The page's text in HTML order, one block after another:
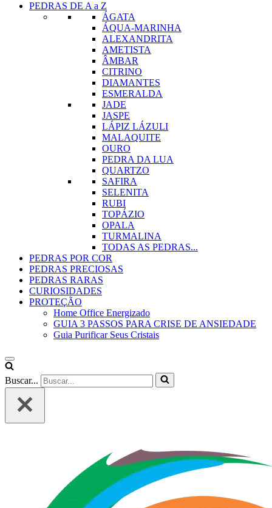
PEDRAS DE A a Z
ÁGATA
ÁQUA-MARINHA
ALEXANDRITA
AMETISTA
ÂMBAR
CITRINO
DIAMANTES
ESMERALDA
JADE
JASPE
LÁPIZ LÁZULI
MALAQUITE
OURO
PEDRA DA LUA
QUARTZO
SAFIRA
SELENITA
RUBI
TOPÁZIO
OPALA
TURMALINA
TODAS AS PEDRAS...
PEDRAS POR COR
PEDRAS PRECIOSAS
PEDRAS RARAS
CURIOSIDADES
PROTEÇÃO
Home Office Energizado
GUIA 3 PASSOS PARA CRISE DE ANSIEDADE
Guia Purificar Seus Cristais
Buscar...